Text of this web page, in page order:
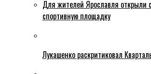
Для жителей Ярославля открыли
спортивную площадку
Лукашенко раскритиковал